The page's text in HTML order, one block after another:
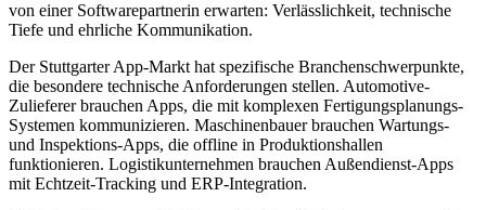
von einer Softwarepartnerin erwarten: Verlässlichkeit, technische
Tiefe und ehrliche Kommunikation.
Der Stuttgarter App-Markt hat spezifische Branchenschwerpunkte,
die besondere technische Anforderungen stellen. Automotive-
Zulieferer brauchen Apps, die mit komplexen Fertigungsplanungs-
Systemen kommunizieren. Maschinenbauer brauchen Wartungs-
und Inspektions-Apps, die offline in Produktionshallen
funktionieren. Logistikunternehmen brauchen Außendienst-Apps
mit Echtzeit-Tracking und ERP-Integration.